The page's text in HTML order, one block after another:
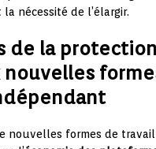
nécessité de l’élargir.
de la
nouvelles
nouvelles formes de